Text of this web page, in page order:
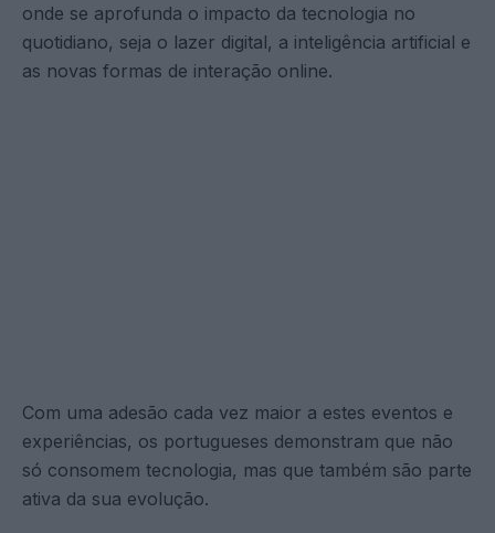
onde se aprofunda o impacto da tecnologia no
quotidiano, seja o lazer digital, a inteligência artificial e
as novas formas de interação online.
Com uma adesão cada vez maior a estes eventos e
experiências, os portugueses demonstram que não
só consomem tecnologia, mas que também são parte
ativa da sua evolução.